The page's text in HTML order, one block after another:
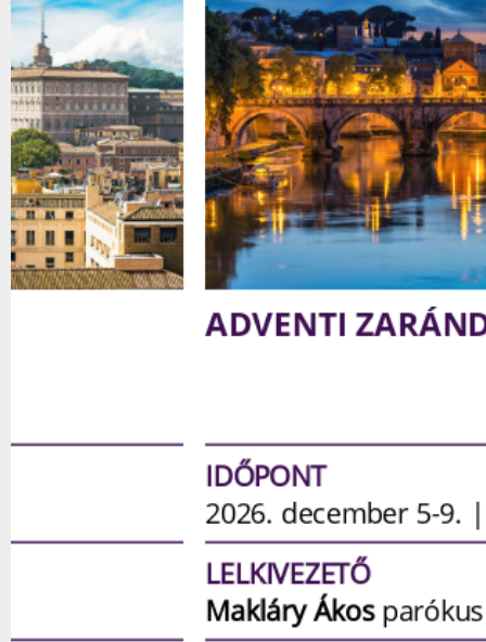
ADVENTI ZARÁNDOKLAT
2026. december 5-9. | 5 nap
parókus